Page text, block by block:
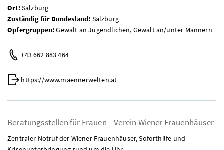
Ort:Salzburg
Zuständig für Bundesland: Salzburg
Opfergruppen:Gewalt an Jugendlichen, Gewalt an/unter Männern
Telefon:
+43 662 883 464
Web:
https://www.maennerwelten.at
Beratungsstellen für Frauen – Verein Wiener Frauenhäuser
Zentraler Notruf der Wiener Frauenhäuser, Soforthilfe und